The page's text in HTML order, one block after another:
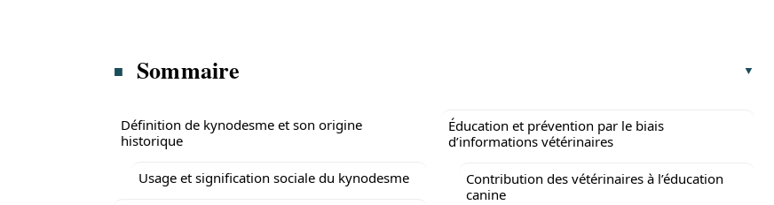
Sommaire
Définition de kynodesme et son origine
historique
Usage et signification sociale du kynodesme
Éducation et prévention par le biais
d’informations vétérinaires
Contribution des vétérinaires à l’éducation
canine